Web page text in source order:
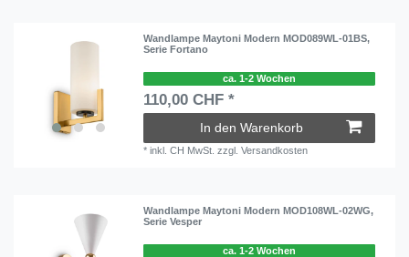
Wandlampe Maytoni Modern MOD089WL-01BS,
Serie Fortano
ca. 1-2 Wochen
110,00 CHF *
In den Warenkorb
*inkl. CH MwSt. zzgl.Versandkosten
Wandlampe Maytoni Modern MOD108WL-02WG,
Serie Vesper
ca. 1-2 Wochen